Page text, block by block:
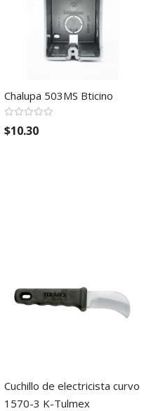
Chalupa 503MS Bticino
$10.30
Cuchillo de electricista curvo
1570-3 K-Tulmex